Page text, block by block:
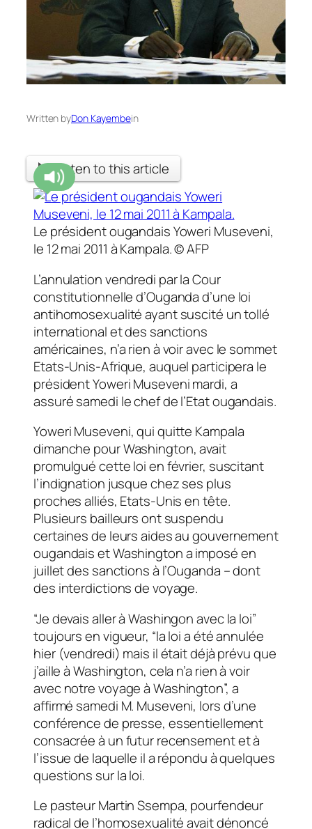
Written byDon Kayembein
Listen to this article
Le président ougandais Yoweri Museveni,
le 12 mai 2011 à Kampala.© AFP
L’annulation vendredi par la Cour
constitutionnelle d’Ouganda d’une loi
antihomosexualité ayant suscité un tollé
international et des sanctions
américaines, n’a rien à voir avec le sommet
Etats-Unis-Afrique, auquel participera le
président Yoweri Museveni mardi, a
assuré samedi le chef de l’Etat ougandais.
Yoweri Museveni, qui quitte Kampala
dimanche pour Washington, avait
promulgué cette loi en février, suscitant
l’indignation jusque chez ses plus
proches alliés, Etats-Unis en tête.
Plusieurs bailleurs ont suspendu
certaines de leurs aides au gouvernement
ougandais et Washington a imposé en
juillet des sanctions à l’Ouganda – dont
des interdictions de voyage.
“Je devais aller à Washingon avec la loi”
toujours en vigueur, “la loi a été annulée
hier (vendredi) mais il était déjà prévu que
j’aille à Washington, cela n’a rien à voir
avec notre voyage à Washington”, a
affirmé samedi M. Museveni, lors d’une
conférence de presse, essentiellement
consacrée à un futur recensement et à
l’issue de laquelle il a répondu à quelques
questions sur la loi.
Le pasteur Martin Ssempa, pourfendeur
radical de l’homosexualité avait dénoncé